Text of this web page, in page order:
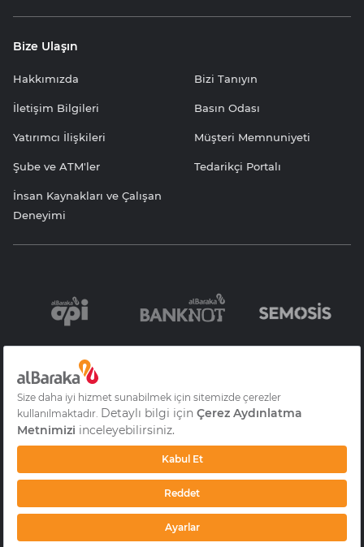
Bize Ulaşın
Hakkımızda Bizi Tanıyın
İletişim Bilgileri Basın Odası
Yatırımcı İlişkileri Müşteri Memnuniyeti
Şube ve ATM'ler Tedarikçi Portalı
İnsan Kaynakları ve Çalışan
Deneyimi
Bilgi Toplumu
Hizmetleri
Sözleşme ve
Formlar
KVKK Aydınlatma
Gizlilik
Metni
© 2026 Albaraka Türk Katılım Bankası A.Ş.